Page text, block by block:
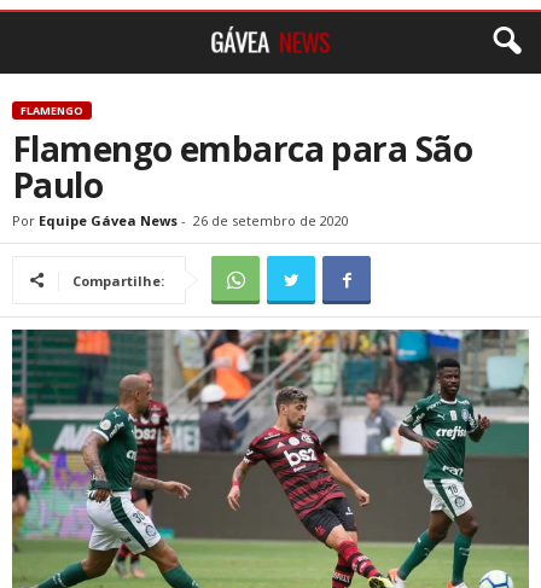
FLAMENGO
Flamengo embarca para São
Paulo
Por Equipe Gávea News - 26 de setembro de 2020
Compartilhe: